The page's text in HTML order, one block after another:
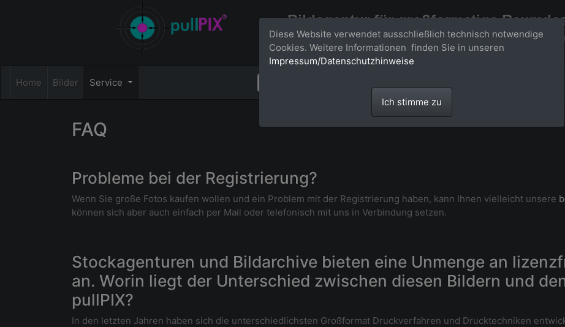
Bildagentur für großformatige
Großformatige Bilder - über 100 Meter große 'largeformat' Fotos im Gigapixel
Home Bilder Service
FAQ
Probleme bei der Registrierung?
Wenn Sie große Fotos kaufen wollen und ein Problem mit der Registrierung haben, kann Ihnen vielleicht unsere
können sich aber auch einfach per Mail oder telefonisch mit uns in Verbindung setzen.
Stockagenturen und Bildarchive bieten eine Unmenge an
an. Worin liegt der Unterschied zwischen diesen Bildern und
pullPIX?
In den letzten Jahren haben sich die unterschiedlichsten Großformat Druckverfahren und Drucktechniken
Diese Website verwendet ausschließlich technisch notwendige
Cookies. Weitere Informationen finden Sie in unseren
Impressum/Datenschutzhinweise
Ich stimme zu